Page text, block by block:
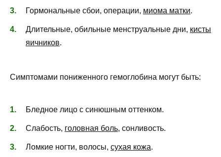
Гормональные сбои, операции, миома матки.
Длительные, обильные менструальные дни, кисты
яичников.
Симптомами пониженного гемоглобина могут быть:
Бледное лицо с синюшным оттенком.
Слабость, головная боль, сонливость.
Ломкие ногти, волосы, сухая кожа.